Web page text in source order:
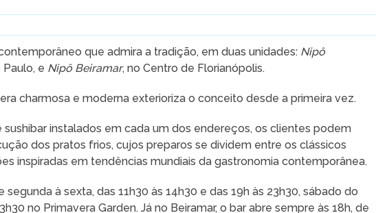
que admira a tradição, em duas unidades: Nipô
Paulo, e Nipô Beiramar, no Centro de Florianópolis.
charmosa e moderna exterioriza o conceito desde a primeira vez.
instalados em cada um dos endereços, os clientes podem
dos pratos frios, cujos preparos se dividem entre os clássicos
inspiradas em tendências mundiais da gastronomia contemporânea.
à sexta, das 11h30 às 14h30 e das 19h às 23h30, sábado do
no Primavera Garden. Já no Beiramar, o bar abre sempre às 18h, de